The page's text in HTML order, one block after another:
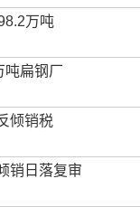
万吨
吨扁钢厂
倾销税
销日落复审